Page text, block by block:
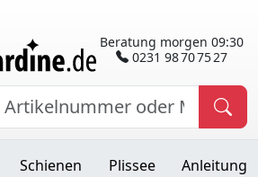
Beratung morgen 09:30
0231 98 70 75 27
Schienen Plissee Anleitung